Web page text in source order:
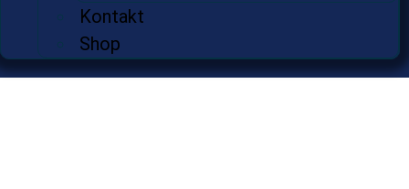
Kontakt
Shop